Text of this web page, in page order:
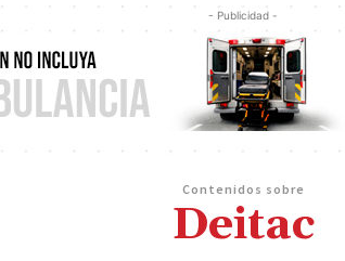
- Publicidad -
Contenidos sobre
Deitac